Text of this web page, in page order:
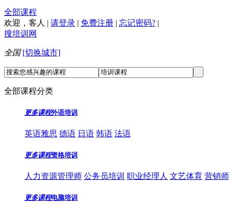
全部课程
欢迎， 客人 | 请登录 | 免费注册 | 忘记密码? |
搜培训网
全国 [切换城市]
全部课程分类
更多课程外语培训
英语雅思 德语 日语 韩语 法语
更多课程资格培训
人力资源管理师 公务员培训 职业经理人 文艺体育 营销
更多课程电脑培训